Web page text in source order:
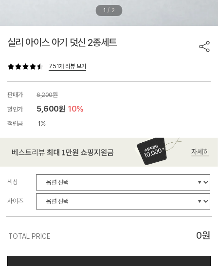
1 / 2
실리 아이스 아기 덧신 2종세트
751개 리뷰 보기
판매가
6,200원
할인가
5,600원 10%
적립금 1%
색상
사이즈
TOTAL PRICE 0원